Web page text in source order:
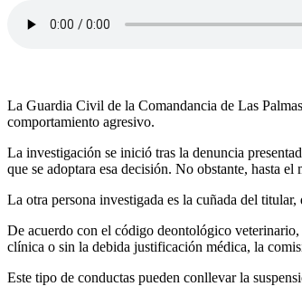
La Guardia Civil de la Comandancia de Las
comportamiento agresivo.
La investigación se inició tras la denuncia
que se adoptara esa decisión. No obstante, hasta
La otra persona investigada es la cuñada del
De acuerdo con el código deontológico
clínica o sin la debida justificación médica, la
Este tipo de conductas pueden conllevar la